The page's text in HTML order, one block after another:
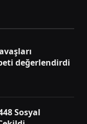
değerlendirdi
Sosyal